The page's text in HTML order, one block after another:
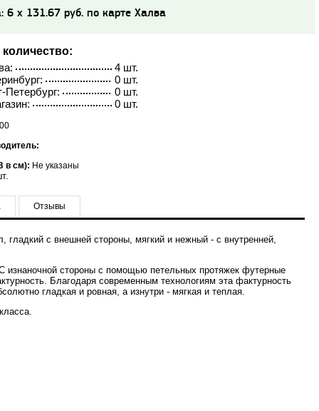
6 x 131.67 руб. по карте Халва
4 шт.
0 шт.
0 шт.
Петербург:
0 шт.
в см): Не указаны
Отзывы
гладкий с внешней стороны, мягкий и нежный - с внутренней,
изнаночной стороны с помощью петельных протяжек футерные
Благодаря современным технологиям эта фактурность
гладкая и ровная, а изнутри - мягкая и теплая.